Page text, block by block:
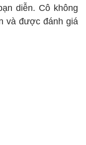
diễn. Cô không
và được đánh giá